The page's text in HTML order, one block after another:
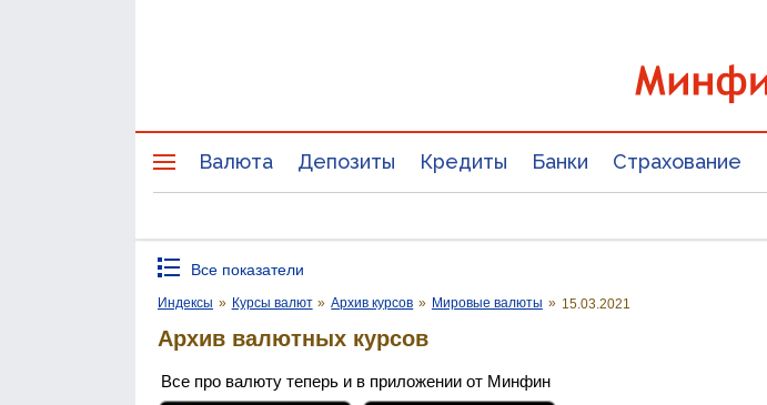
Валюта Депозиты Кредиты Банки Страхование
Все показатели
Индексы » Курсы валют » Архив курсов » Мировые валюты » 15.03.2021
Архив валютных курсов
Все про валюту теперь и в приложении от Минфин